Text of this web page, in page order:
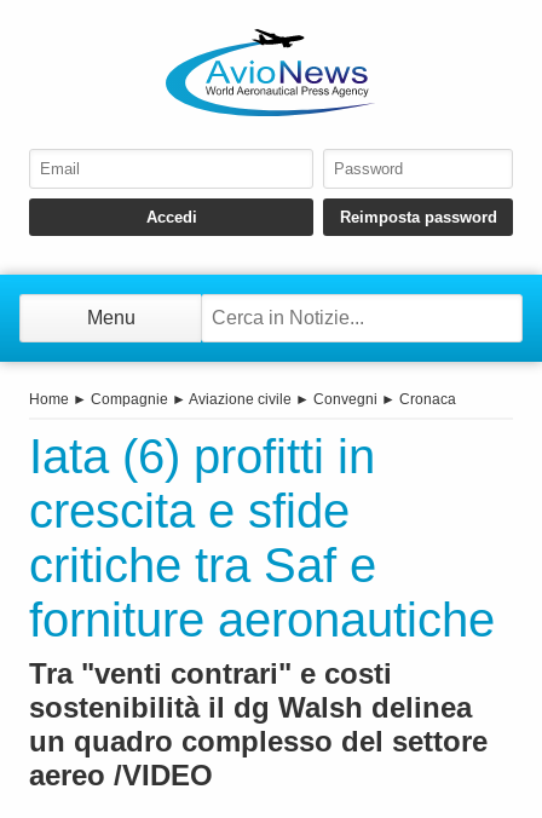
Menu
Home ► Compagnie ► Aviazione civile ► Convegni ► Cronaca
Iata (6) profitti in
crescita e sfide
critiche tra Saf e
forniture aeronautiche
Tra "venti contrari" e costi
sostenibilità il dg Walsh delinea
un quadro complesso del settore
aereo /VIDEO